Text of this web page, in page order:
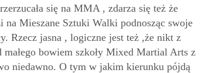
się na MMA , zdarza się też że
na Mieszane Sztuki Walki podnosząc swoje
Rzecz jasna , logiczne jest też ,że nikt z
bowiem szkoły Mixed Martial Arts z
niedawno. O tym w jakim kierunku pójdą